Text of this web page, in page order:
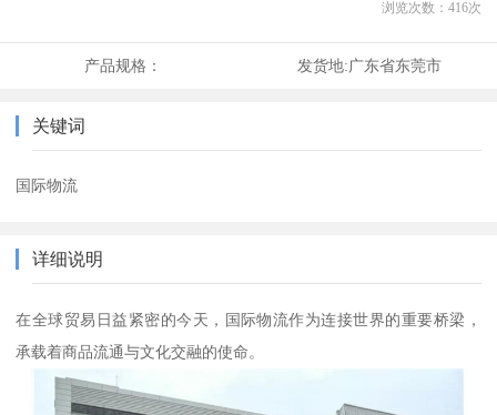
浏览次数： 416次
产品规格： 发货地:广东省东莞市
关键词
国际物流
详细说明
在全球贸易日益紧密的今天，国际物流作为连接世界的重要桥梁，
承载着商品流通与文化交融的使命。